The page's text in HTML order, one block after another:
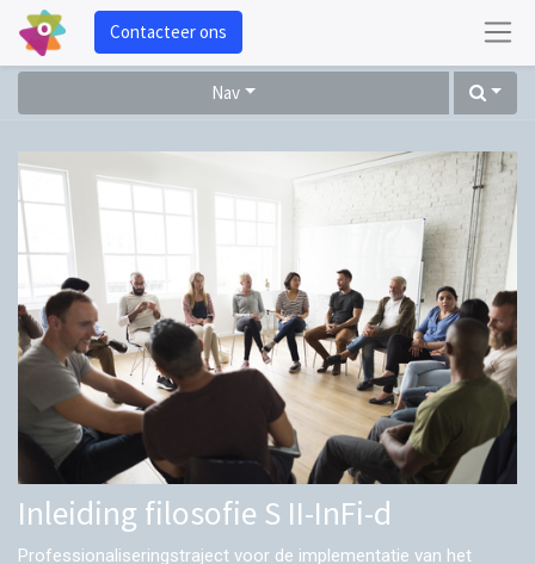
Contacteer ons
Nav
Inleiding filosofie S II-InFi-d
Professionaliseringstraject voor de implementatie van het